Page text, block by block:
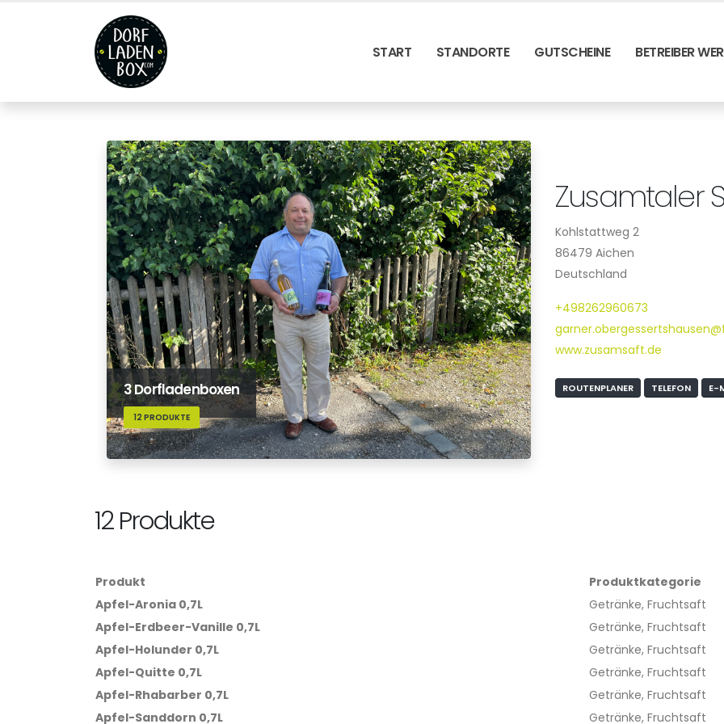
START STANDORTE GUTSCHEINE BETREIBER
3 Dorfladenboxen
12 PRODUKTE
Zusamtaler
Kohlstattweg 2
86479 Aichen
Deutschland
+498262960673
www.zusamsaft.de
ROUTENPLANER TELEFON E-
12 Produkte
Produkt
Produktkategorie
Apfel-Aronia 0,7L
Getränke, Fruchtsaft
Apfel-Erdbeer-Vanille 0,7L
Getränke, Fruchtsaft
Apfel-Holunder 0,7L
Getränke, Fruchtsaft
Apfel-Quitte 0,7L
Getränke, Fruchtsaft
Apfel-Rhabarber 0,7L
Getränke, Fruchtsaft
Apfel-Sanddorn 0,7L
Getränke, Fruchtsaft